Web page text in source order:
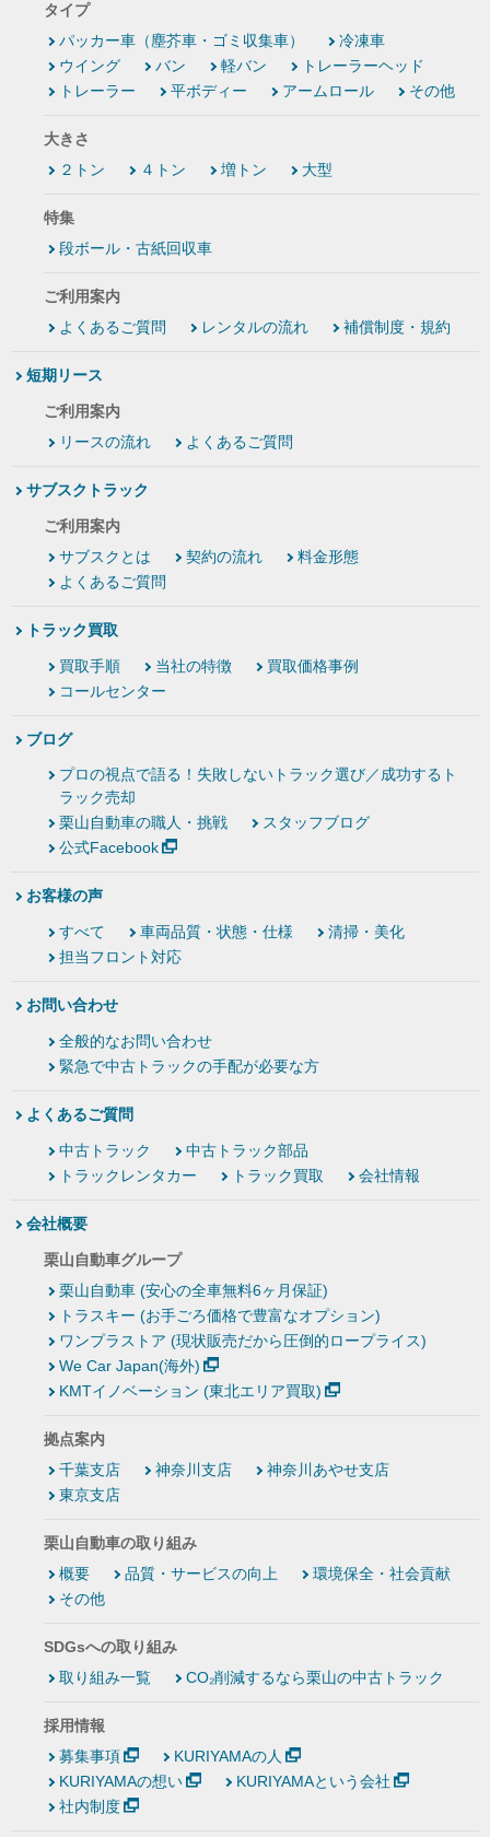
タイプ
パッカー車（塵芥車・ゴミ収集車）
冷凍車
ウイング
バン 軽バン
トレーラーヘッド
トレーラー
平ボディー アームロール その他
大きさ
２トン
４トン 増トン 大型
特集
段ボール・古紙回収車
ご利用案内
よくあるご質問
レンタルの流れ 補償制度・規約
短期リース
ご利用案内
リースの流れ
よくあるご質問
サブスクトラック
ご利用案内
サブスクとは
契約の流れ
料金形態
よくあるご質問
トラック買取
買取手順 当社の特徴
買取価格事例
コールセンター
ブログ
プロの視点で語る！失敗しないトラック選び／成功するト
ラック売却
栗山自動車の職人・挑戦
スタッフブログ
公式Facebook
お客様の声
すべて 車両品質・状態・仕様
清掃・美化
担当フロント対応
お問い合わせ
全般的なお問い合わせ
緊急で中古トラックの手配が必要な方
よくあるご質問
中古トラック
中古トラック部品
トラックレンタカー
トラック買取 会社情報
会社概要
栗山自動車グループ
栗山自動車 (安心の全車無料6ヶ月保証)
トラスキー (お手ごろ価格で豊富なオプション)
ワンプラストア (現状販売だから圧倒的ロープライス)
We Car Japan(海外)
KMTイノベーション (東北エリア買取)
拠点案内
千葉支店
神奈川支店
神奈川あやせ支店
東京支店
栗山自動車の取り組み
概要
品質・サービスの向上
環境保全・社会貢献
その他
SDGsへの取り組み
取り組み一覧
CO₂削減するなら栗山の中古トラック
採用情報
募集事項
KURIYAMAの人
KURIYAMAの想い
KURIYAMAという会社
社内制度